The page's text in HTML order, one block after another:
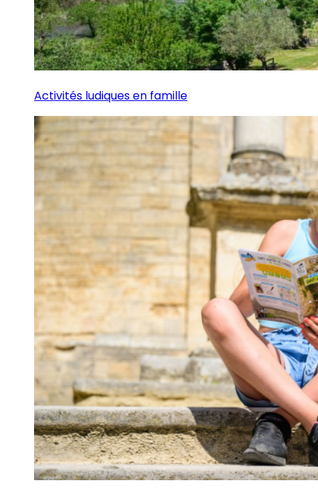
Activités ludiques en famille